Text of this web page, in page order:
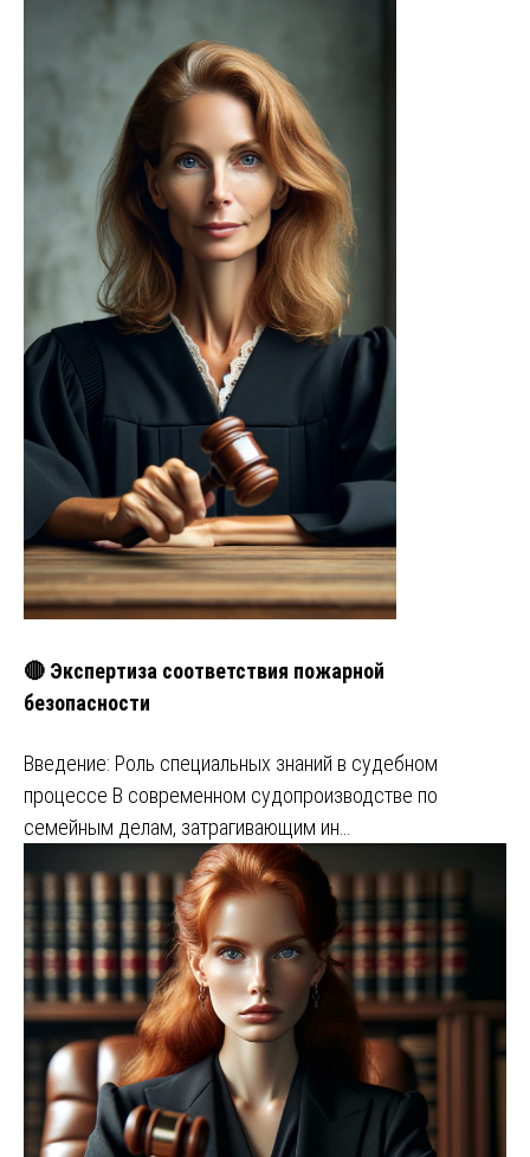
🔴 Экспертиза соответствия пожарной
безопасности
Введение: Роль специальных знаний в судебном
процессе В современном судопроизводстве по
семейным делам, затрагивающим ин…